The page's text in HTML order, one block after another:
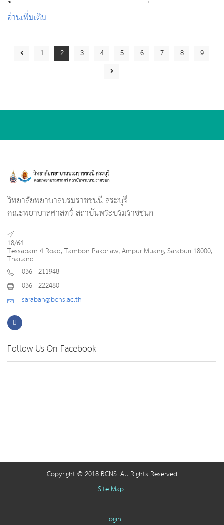
จาก Harvard University เข้าร่วมกิจกรรมต้อนรับ ณ สถาบัน
พระบรมราชชนก
อ่านเพิ่มเติม
1 2 3 4 5 6 7 8 9
วิทยาลัยพยาบาลบรมราชชนนี สระบุรี
คณะพยาบาลศาสตร์ สถาบันพระบรมราชชนก
18/64
Tessabarn 4 Road, Tambon Pakpriaw, Ampur Muang, Saraburi 18000,
Thailand
036 - 211948
036 - 222480
saraban@bcns.ac.th
Follow Us On Facebook
Copyright © 2018 BCNS. All Rights Reserved
Site Map
|
Login